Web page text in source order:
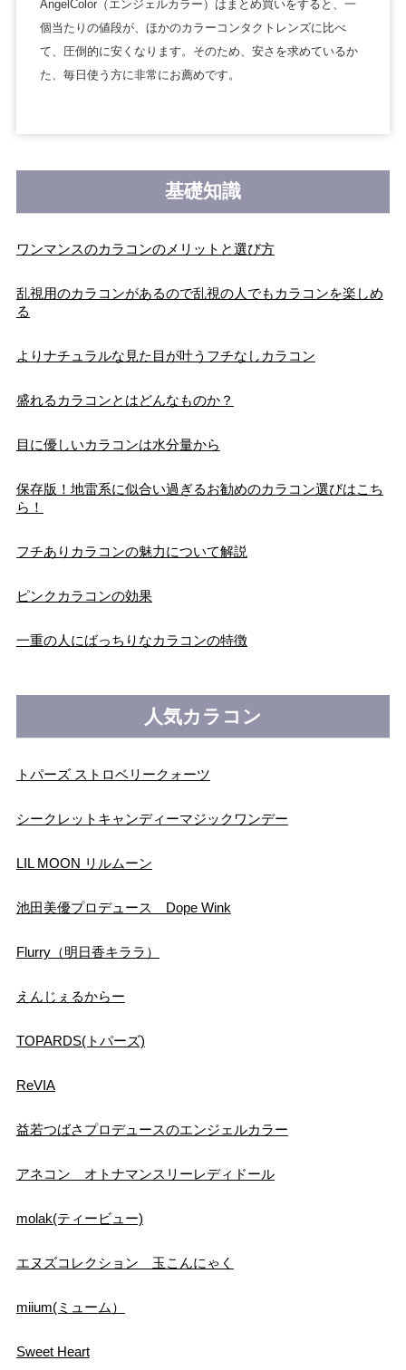
AngelColor（エンジェルカラー）はまとめ買いをすると、一
個当たりの値段が、ほかのカラーコンタクトレンズに比べ
て、圧倒的に安くなります。そのため、安さを求めているか
た、毎日使う方に非常にお薦めです。
基礎知識
ワンマンスのカラコンのメリットと選び方
乱視用のカラコンがあるので乱視の人でもカラコンを楽しめ
る
よりナチュラルな見た目が叶うフチなしカラコン
盛れるカラコンとはどんなものか？
目に優しいカラコンは水分量から
保存版！地雷系に似合い過ぎるお勧めのカラコン選びはこち
ら！
フチありカラコンの魅力について解説
ピンクカラコンの効果
一重の人にばっちりなカラコンの特徴
人気カラコン
トパーズ ストロベリークォーツ
シークレットキャンディーマジックワンデー
LIL MOON リルムーン
池田美優プロデュース Dope Wink
Flurry（明日香キララ）
えんじぇるからー
TOPARDS(トパーズ)
ReVIA
益若つばさプロデュースのエンジェルカラー
アネコン オトナマンスリーレディドール
molak(ティービュー)
エヌズコレクション 玉こんにゃく
miium(ミューム）
Sweet Heart